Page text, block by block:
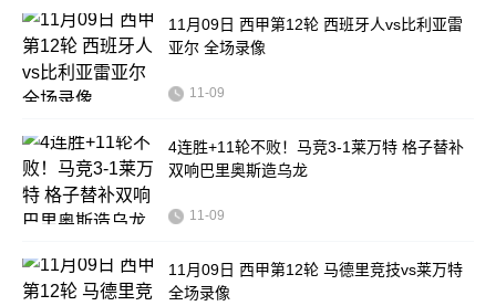
11月09日 西甲第12轮 西班牙人vs比利亚雷
亚尔 全场录像
11-09
4连胜+11轮不败！马竞3-1莱万特 格子替补
双响巴里奥斯造乌龙
11-09
11月09日 西甲第12轮 马德里竞技vs莱万特
全场录像